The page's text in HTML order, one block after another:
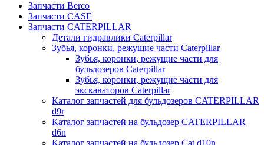
Запчасти Berco
Запчасти CASE
Запчасти CATERPILLAR
Детали гидравлики Caterpillar
Зубья, коронки, режущие части Caterpillar
Зубья, коронки, режущие части для
бульдозеров Caterpillar
Зубья, коронки, режущие части для
экскаваторов Caterpillar
Каталог запчастей для бульдозеров CATERPILLAR
d9r
Каталог запчастей на бульдозер CATERPILLAR
d6n
Каталог запчастей на бульдозер Сat d10n